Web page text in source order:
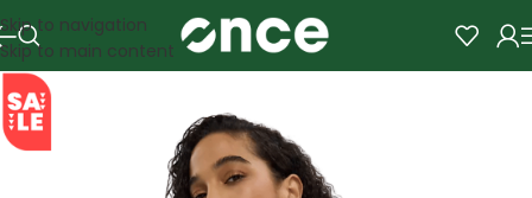
Skip to navigation
Skip to main content
SALE